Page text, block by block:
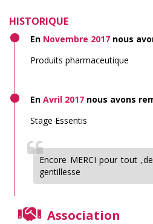
HISTORIQUE
En Novembre 2017 nous
Produits pharmaceutique
En Avril 2017 nous avons
Stage Essentis
Encore MERCI pour tout
gentillesse
Association